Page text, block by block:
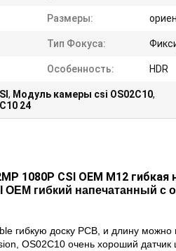
Размеры:
Тип Фокуса:
Особенность: HDR
, Модуль камеры csi OS02C10,
24
1080P CSI OEM M12 гибкая
гибкий напечатанный с
гибкую доску PCB, и длину можно
OS02C10 очень хороший